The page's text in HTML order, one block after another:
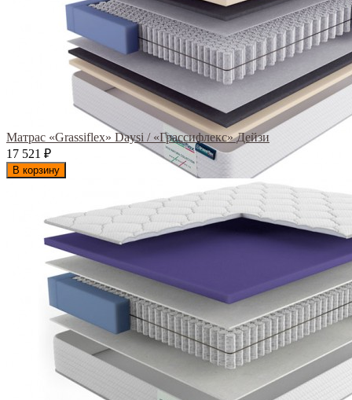
Матрас «Grassiflex» Daysi / «Грассифлекс» Дейзи
17 521
₽
В корзину